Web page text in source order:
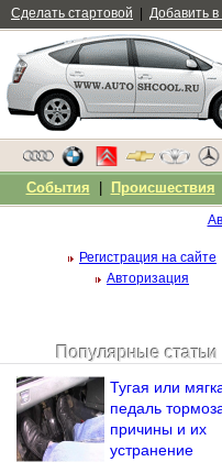
Регистрация на сайте
Авторизация
Напомнить пароль?
Популярные статьи
Тугая или
педаль
причины и их
устранение
Сделать стартовой Добавить в
События Происшествия